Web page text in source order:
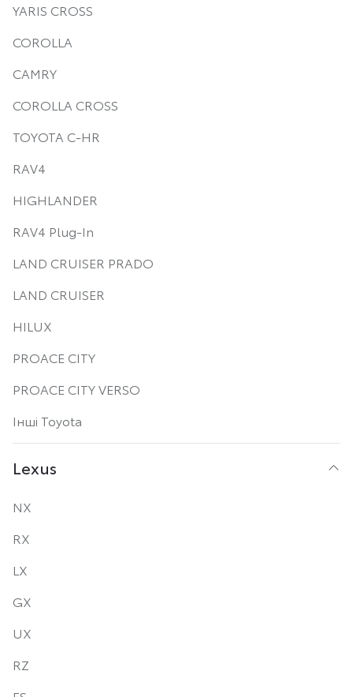
YARIS CROSS
COROLLA
CAMRY
COROLLA CROSS
TOYOTA C-HR
RAV4
HIGHLANDER
RAV4 Plug-In
LAND CRUISER PRADO
LAND CRUISER
HILUX
PROACE CITY
PROACE CITY VERSO
Інші Toyota
Lexus
NX
RX
LX
GX
UX
RZ